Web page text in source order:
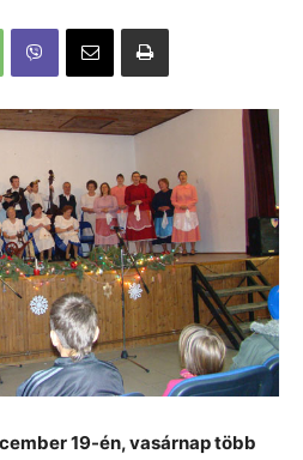
19-én, vasárnap több